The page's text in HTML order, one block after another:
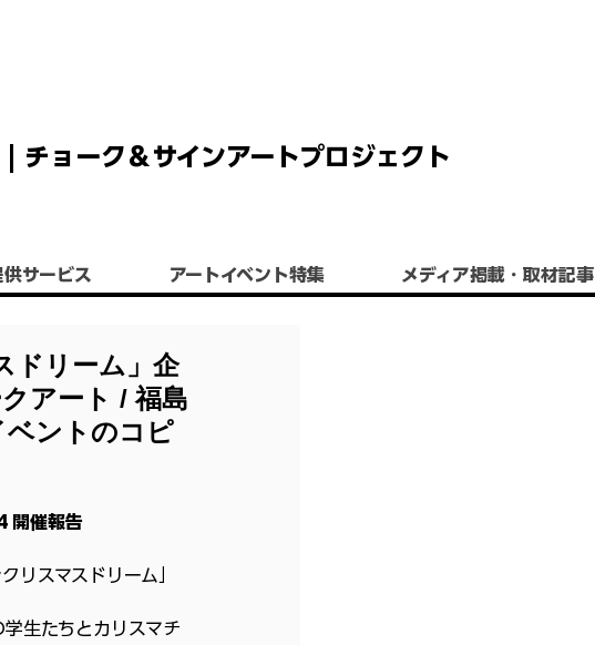
ーク＆サインアートプロジェクト
供サービス アートイベント特集 ​メディア掲載・取材記事
ドリーム」企
アート / 福島
ベントのコピ
開催報告
スマスドリーム」
生たちとカリスマチ